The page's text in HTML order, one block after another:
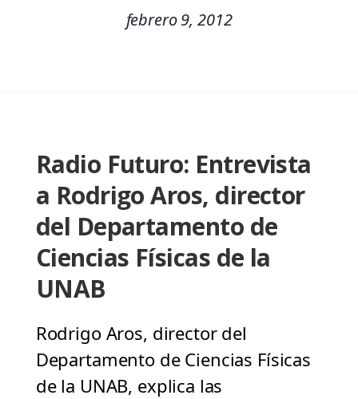
febrero 9, 2012
Radio Futuro: Entrevista
a Rodrigo Aros, director
del Departamento de
Ciencias Físicas de la
UNAB
Rodrigo Aros, director del
Departamento de Ciencias Físicas
de la UNAB, explica las